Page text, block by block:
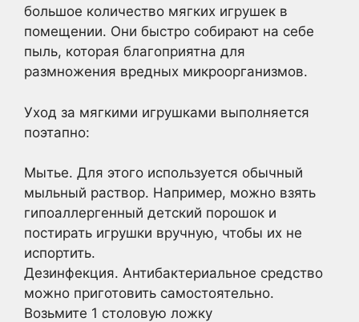
большое количество мягких игрушек в
помещении. Они быстро собирают на себе
пыль, которая благоприятна для
размножения вредных микроорганизмов.
Уход за мягкими игрушками выполняется
поэтапно:
Мытье. Для этого используется обычный
мыльный раствор. Например, можно взять
гипоаллергенный детский порошок и
постирать игрушки вручную, чтобы их не
испортить.
Дезинфекция. Антибактериальное средство
можно приготовить самостоятельно.
Возьмите 1 столовую ложку